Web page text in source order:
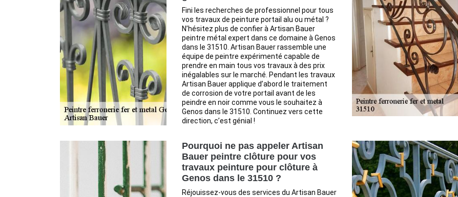
Fini les recherches de professionnel pour tous
vos travaux de peinture portail alu ou métal ?
N’hésitez plus de confier à Artisan Bauer
peintre métal expert dans ce domaine à Genos
dans le 31510. Artisan Bauer rassemble une
équipe de peintre expérimenté capable de
prendre en main tous vos travaux à des prix
inégalables sur le marché. Pendant les travaux
Artisan Bauer applique d’abord le traitement
de corrosion de votre portail avant de les
peindre en noir comme vous le souhaitez à
Genos dans le 31510. Continuez vers cette
direction, c’est génial !
Pourquoi ne pas appeler Artisan
Bauer peintre clôture pour vos
travaux peinture pour clôture à
Genos dans le 31510 ?
Réjouissez-vous des services du Artisan Bauer